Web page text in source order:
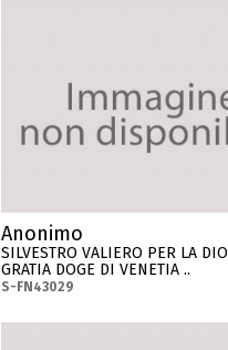
Anonimo
SILVESTRO VALIERO PER LA DIO
GRATIA DOGE DI VENETIA ..
S-FN43029